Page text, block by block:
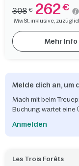
308 € 262 €
MwSt. inklusive,
Mehr Info
Melde dich an, um
Mach mit beim
Buchung wartet eine
Anmelden
Les Trois Forêts